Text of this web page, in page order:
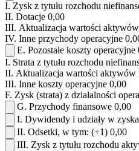
I. Zysk z tytułu rozchodu
II. Dotacje 0,00
III. Aktualizacja wartości
IV. Inne przychody operacyjne
E. Pozostałe koszty operacyjne
I. Strata z tytułu rozchodu
II. Aktualizacja wartości aktywów
III. Inne koszty operacyjne 0,00
F. Zysk (strata) z działalności
G. Przychody finansowe 0,00
I. Dywidendy i udziały w
II. Odsetki, w tym: (+1) 0,00
III. Zysk z tytułu rozchodu